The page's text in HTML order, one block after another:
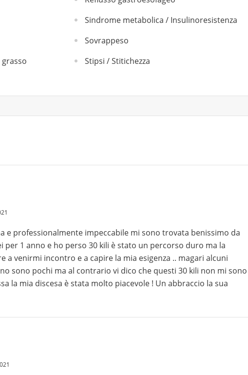
Sindrome metabolica / Insulinoresistenza
Sovrappeso
Stipsi / Stitichezza
e professionalmente impeccabile mi sono trovata benissimo da
per 1 anno e ho perso 30 kili è stato un percorso duro ma la
a venirmi incontro e a capire la mia esigenza .. magari alcuni
sono pochi ma al contrario vi dico che questi 30 kili non mi sono
la mia discesa è stata molto piacevole ! Un abbraccio la sua